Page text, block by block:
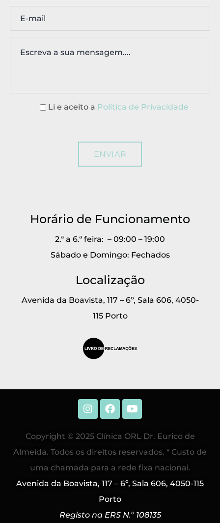
Li e aceito a Política de Privacidade
Horário de Funcionamento
2.ª a 6.ª feira: – 09:00 – 19:00
Sábado e Domingo: Fechados
Localização
Avenida da Boavista, 117 – 6º, Sala 606, 4050-
115 Porto
Copyright © 2025 Clínica ORL Dr. Eurico de
Almeida. Todos os direitos reservados. * Custo de
uma chamada para a rede fixa nacional.
Avenida da Boavista, 117 – 6º, Sala 606, 4050-115
Porto
Registo na ERS N.º 108135